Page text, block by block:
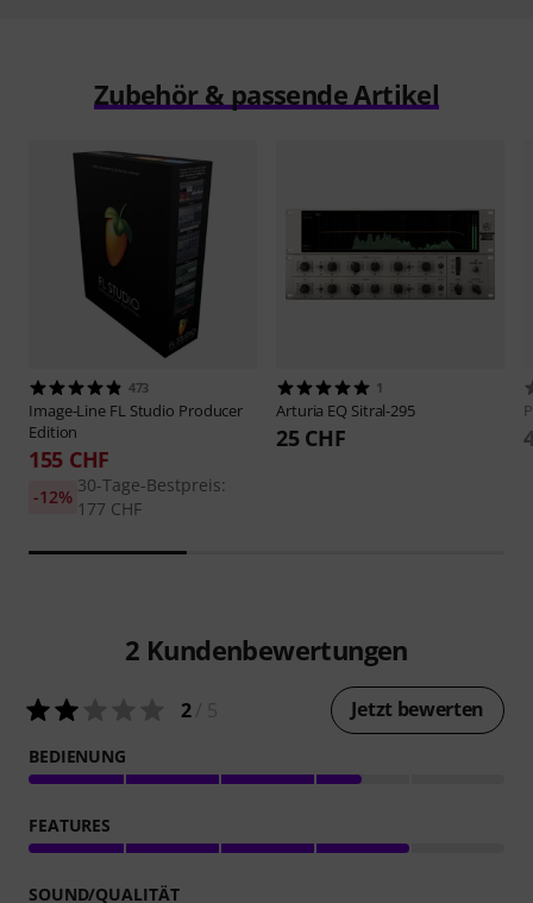
Zubehör & passende Artikel
473
Image-Line FL Studio Producer
Edition
155 CHF
30-Tage-Bestpreis:
177 CHF
-12%
1
Arturia EQ Sitral-295
25 CHF
2 Kundenbewertungen
2/ 5 Jetzt bewerten
BEDIENUNG
FEATURES
SOUND/QUALITÄT